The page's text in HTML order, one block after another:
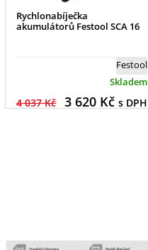
Rychlonabíječka
akumulátorů Festool SCA 16
Festool
Skladem
4 037 Kč 3 620Kč s DPH